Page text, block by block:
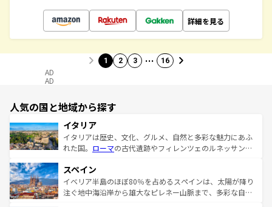
詳細を見る
1 2 3 … 16
AD
AD
人気の国と地域から探す
イタリア
イタリアは歴史、文化、グルメ、自然と多彩な魅力にあふ
れた国。 ローマの古代遺跡やフィレンツェのルネッサンス
ろん、トスカーナの美しい田園風景やアマルフィ海岸の絶
景など、自然景観も見逃せない。観光の合間には、本場の
ピザやパスタなど、絶品のイタリア料理を堪能することも
スペイン
イベリア半島のほぼ80％を占めるスペインは、太陽が降り
注ぐ地中海沿岸から雄大なピレネー山脈まで、多彩な自然